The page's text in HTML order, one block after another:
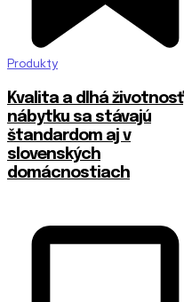
Produkty
​Kvalita a dlhá životnosť
nábytku sa stávajú
štandardom aj v
slovenských
domácnostiach